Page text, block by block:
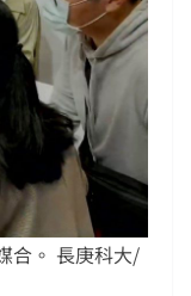
合。 長庚科大/